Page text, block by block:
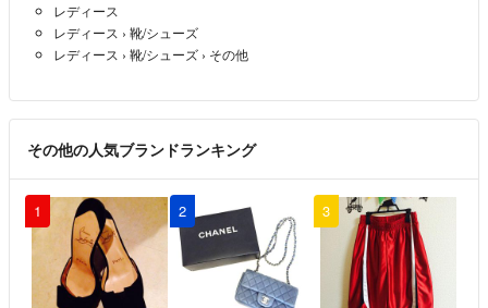
レディース
レディース › 靴/シューズ
レディース › 靴/シューズ › その他
その他の人気ブランドランキング
1 2 3